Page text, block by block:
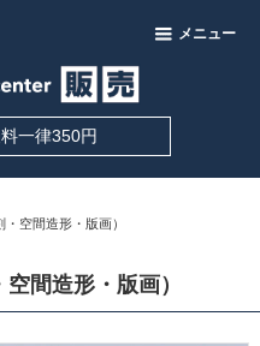
メニュー
一律350円
空間造形・版画）
間造形・版画）